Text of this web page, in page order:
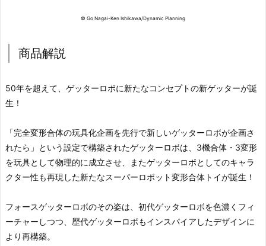
© Go Nagai-Ken Ishikawa/Dynamic Planning
商品解説
50年を超えて、ゲッターロボに新たなコンセプトの新ゲッターが誕
生！
「完全変形合体の玩具化企画を先行で新しいゲッターロボが企画さ
れたら」という設定で構築されたゲッターロボは、3機合体・3変形
を玩具として物理的に成立させ、またゲッターロボとしてのキャラ
クター性も再現した新たなスーパーロボット変形合体トイが誕生！
フォースゲッターロボのその姿は、初代ゲッターロボを色濃くフィ
ーチャーしつつ、歴代ゲッターロボもインスパイアしたデザインに
より再構築。